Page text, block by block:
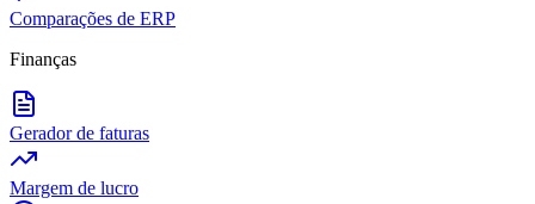
Comparações de ERP
Finanças
Gerador de faturas
Margem de lucro